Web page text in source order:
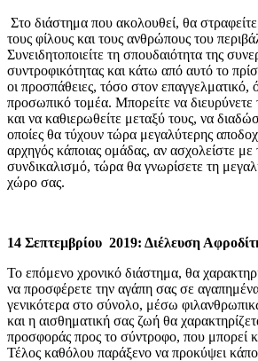
Στο διάστημα που ακολουθεί, θα
τους φίλους και τους ανθρώπους του
Συνειδητοποιείτε τη σπουδαιότητα της
συντροφικότητας και κάτω από αυτό το
οι προσπάθειες, τόσο στον επαγγελματικό,
προσωπικό τομέα. Μπορείτε να
και να καθιερωθείτε μεταξύ τους, να
οποίες θα τύχουν τώρα μεγαλύτερης
αρχηγός κάποιας ομάδας, αν ασχολείστε με
συνδικαλισμό, τώρα θα γνωρίσετε τη
χώρο σας.
14 Σεπτεμβρίου 2019: Διέλευση
Το επόμενο χρονικό διάστημα, θα
να προσφέρετε την αγάπη σας σε
γενικότερα στο σύνολο, μέσω
και η αισθηματική σας ζωή θα
προσφοράς προς το σύντροφο, που μπορεί
Τέλος καθόλου παράξενο να προκύψει